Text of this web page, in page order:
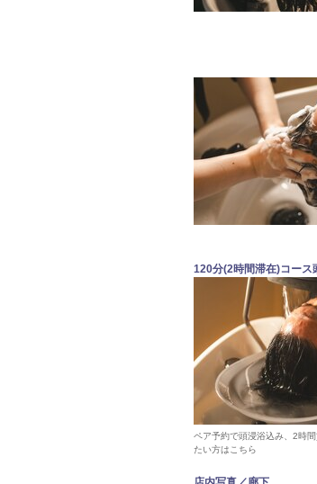
120分(2時間滞在)コース
ペア予約で頭浸浴込み、2時間
たい方はこちら